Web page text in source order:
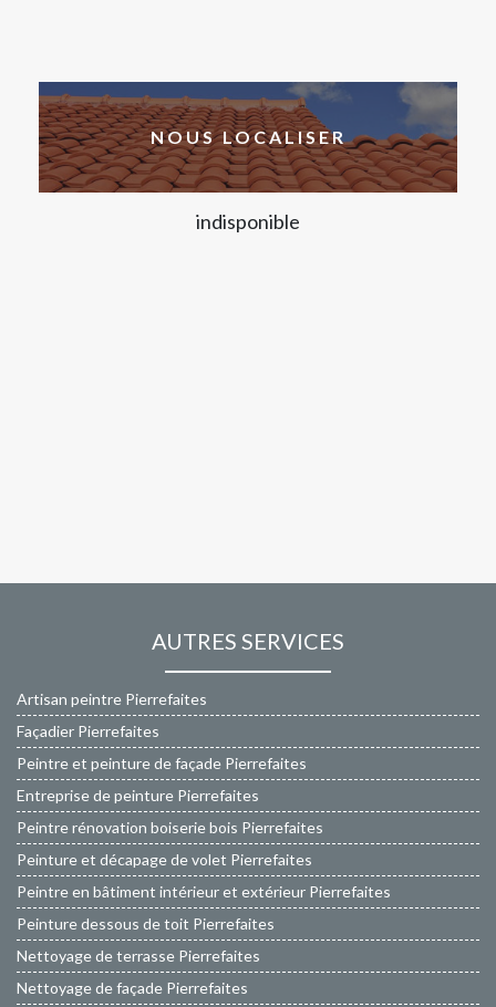
NOUS LOCALISER
indisponible
AUTRES SERVICES
Artisan peintre Pierrefaites
Façadier Pierrefaites
Peintre et peinture de façade Pierrefaites
Entreprise de peinture Pierrefaites
Peintre rénovation boiserie bois Pierrefaites
Peinture et décapage de volet Pierrefaites
Peintre en bâtiment intérieur et extérieur Pierrefaites
Peinture dessous de toit Pierrefaites
Nettoyage de terrasse Pierrefaites
Nettoyage de façade Pierrefaites